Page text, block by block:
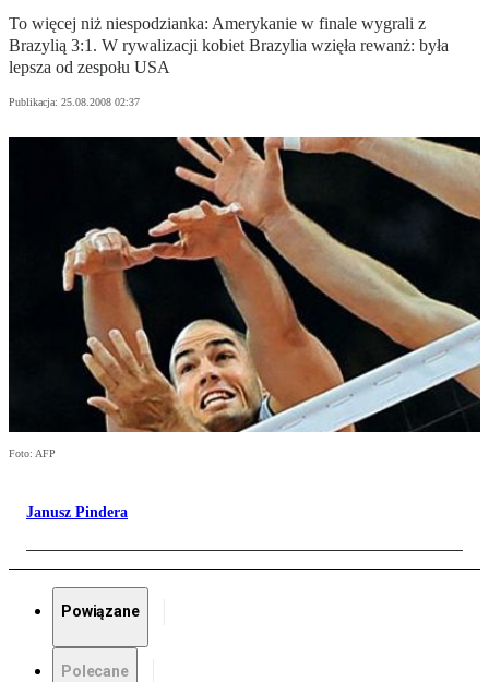
To więcej niż niespodzianka: Amerykanie w finale wygrali z
Brazylią 3:1. W rywalizacji kobiet Brazylia wzięła rewanż: była
lepsza od zespołu USA
Publikacja: 25.08.2008 02:37
Foto: AFP
Janusz Pindera
Powiązane
Polecane